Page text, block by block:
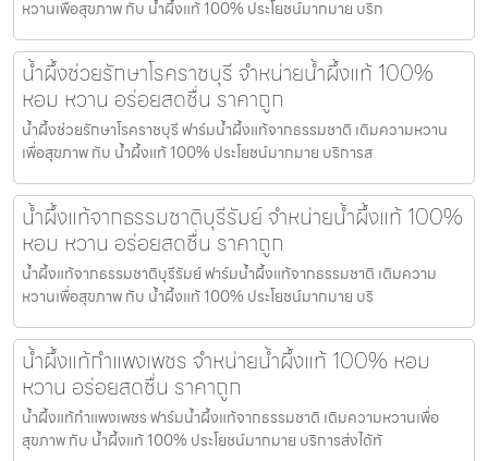
หวานเพื่อสุขภาพ กับ น้ำผึ้งแท้ 100% ประโยชน์มากมาย บริก
น้ำผึ้งช่วยรักษาโรคราชบุรี จำหน่ายน้ำผึ้งแท้ 100%
หอม หวาน อร่อยสดชื่น ราคาถูก
น้ำผึ้งช่วยรักษาโรคราชบุรี ฟาร์มน้ำผึ้งแท้จากธรรมชาติ เติมความหวาน
เพื่อสุขภาพ กับ น้ำผึ้งแท้ 100% ประโยชน์มากมาย บริการส
น้ำผึ้งแท้จากธรรมชาติบุรีรัมย์ จำหน่ายน้ำผึ้งแท้ 100%
หอม หวาน อร่อยสดชื่น ราคาถูก
น้ำผึ้งแท้จากธรรมชาติบุรีรัมย์ ฟาร์มน้ำผึ้งแท้จากธรรมชาติ เติมความ
หวานเพื่อสุขภาพ กับ น้ำผึ้งแท้ 100% ประโยชน์มากมาย บริ
น้ำผึ้งแท้กำแพงเพชร จำหน่ายน้ำผึ้งแท้ 100% หอม
หวาน อร่อยสดชื่น ราคาถูก
น้ำผึ้งแท้กำแพงเพชร ฟาร์มน้ำผึ้งแท้จากธรรมชาติ เติมความหวานเพื่อ
สุขภาพ กับ น้ำผึ้งแท้ 100% ประโยชน์มากมาย บริการส่งได้ทั